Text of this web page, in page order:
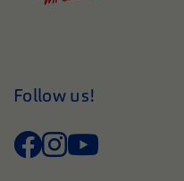
Follow us!